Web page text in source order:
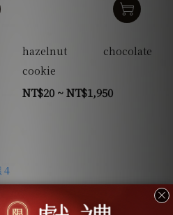
hazelnut chocolate
cookie
NT$20 ~ NT$1,950